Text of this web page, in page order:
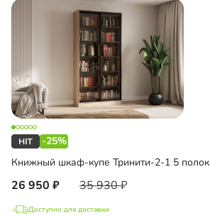
-25%
Книжный шкаф-купе Тринити-2-1 5 полок
26 950 35 930
Доступно для доставки